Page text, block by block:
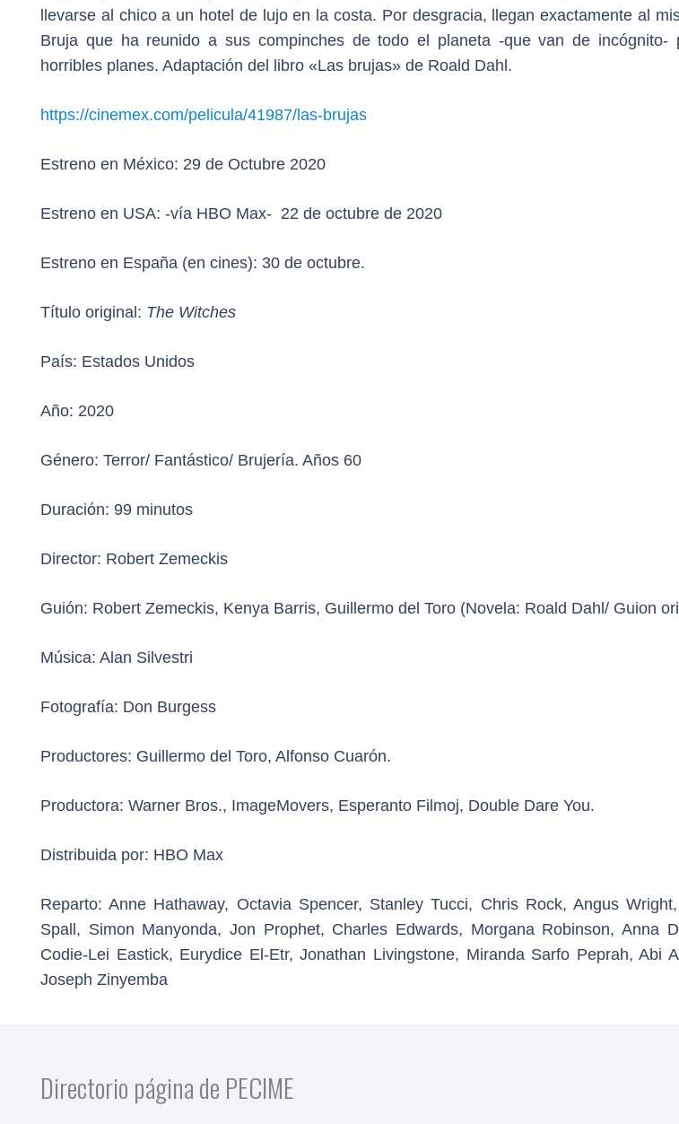
llevarse al chico a un hotel de lujo en la costa. Por desgracia, llegan exactamente al
Bruja que ha reunido a sus compinches de todo el planeta -que van de incógnito-
horribles planes. Adaptación del libro «Las brujas» de Roald Dahl.
https://cinemex.com/pelicula/41987/las-brujas
Estreno en México: 29 de Octubre 2020
Estreno en USA: -vía HBO Max- 22 de octubre de 2020
Estreno en España (en cines): 30 de octubre.
Título original: The Witches
País: Estados Unidos
Año: 2020
Género: Terror/ Fantástico/ Brujería. Años 60
Duración: 99 minutos
Director: Robert Zemeckis
Guión: Robert Zemeckis, Kenya Barris, Guillermo del Toro (Novela: Roald Dahl/ Guion
Música: Alan Silvestri
Fotografía: Don Burgess
Productores: Guillermo del Toro, Alfonso Cuarón.
Productora: Warner Bros., ImageMovers, Esperanto Filmoj, Double Dare You.
Distribuida por: HBO Max
Reparto: Anne Hathaway, Octavia Spencer, Stanley Tucci, Chris Rock, Angus
Spall, Simon Manyonda, Jon Prophet, Charles Edwards, Morgana Robinson, Anna
Codie-Lei Eastick, Eurydice El-Etr, Jonathan Livingstone, Miranda Sarfo Peprah, Abi
Joseph Zinyemba
Directorio página de PECIME